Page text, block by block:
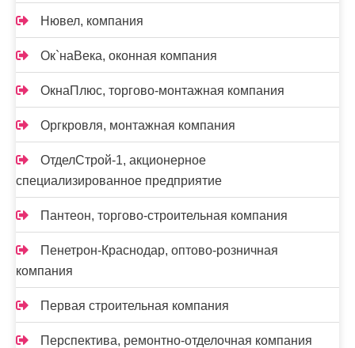
Нювел, компания
Ок`наВека, оконная компания
ОкнаПлюс, торгово-монтажная компания
Оргкровля, монтажная компания
ОтделСтрой-1, акционерное
специализированное предприятие
Пантеон, торгово-строительная компания
Пенетрон-Краснодар, оптово-розничная
компания
Первая строительная компания
Перспектива, ремонтно-отделочная компания